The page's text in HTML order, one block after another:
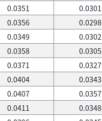
0.0351 0.0301
0.0356 0.0298
0.0349 0.0302
0.0358 0.0305
0.0371 0.0327
0.0404 0.0343
0.0407 0.0357
0.0411 0.0348